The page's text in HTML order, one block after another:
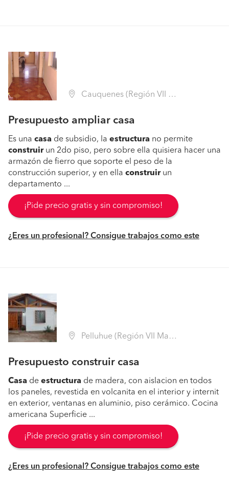
Cauquenes (Región VII Maule - Cauquenes)
Presupuesto ampliar casa
Es una casa de subsidio, la estructura no permite
construirun 2do piso, pero sobre ella quisiera hacer una
armazón de fierro que soporte el peso de la
construcción superior, y en ella construirun
departamento ...
¡Pide precio gratis y sin compromiso!
¿Eres un profesional? Consigue trabajos como este
Pelluhue (Región VII Maule - Cauquenes)
Presupuesto construir casa
Casa de estructura de madera, con aislacion en todos
los paneles, revestida en volcanita en el interior y internit
en exterior, ventanas en aluminio, piso cerámico. Cocina
americana Superficie ...
¡Pide precio gratis y sin compromiso!
¿Eres un profesional? Consigue trabajos como este